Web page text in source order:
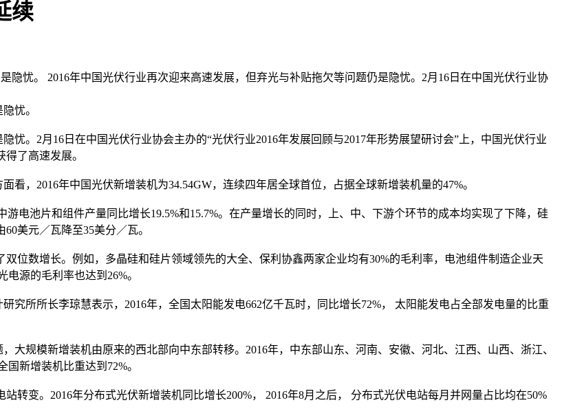
续
隐忧。 2016年中国光伏行业再次迎来高速发展，但弃光与补贴拖欠等问题仍是隐忧。2月16日在中国光伏行业协
忧。
。2月16日在中国光伏行业协会主办的“光伏行业2016年发展回顾与2017年形势展望研讨会”上，中国光伏行业
了高速发展。
，2016年中国光伏新增装机为34.54GW，连续四年居全球首位，占据全球新增装机量的47%。
电池片和组件产量同比增长19.5%和15.7%。在产量增长的同时，上、中、下游个环节的成本均实现了下降，硅
美元／瓦降至35美分／瓦。
数增长。例如，多晶硅和硅片领域领先的大全、保利协鑫两家企业均有30%的毛利率，电池组件制造企业天
源的毛利率也达到26%。
所所长李琼慧表示，2016年，全国太阳能发电662亿千瓦时，同比增长72%， 太阳能发电占全部发电量的比重
规模新增装机由原来的西北部向中东部转移。2016年，中东部山东、河南、安徽、河北、江西、山西、浙江、
新增装机比重达到72%。
变。2016年分布式光伏新增装机同比增长200%， 2016年8月之后， 分布式光伏电站每月并网量占比均在50%